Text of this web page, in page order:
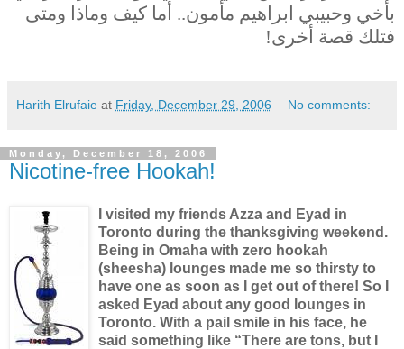
بأخي وحبيبي ابراهيم مأمون.. أما كيف وماذا ومتى
فتلك قصة أخرى!
Harith Elrufaie at Friday, December 29, 2006 No comments:
Monday, December 18, 2006
Nicotine-free Hookah!
I visited my friends Azza and Eyad in
Toronto during the thanksgiving weekend.
Being in Omaha with zero hookah
(sheesha) lounges made me so thirsty to
have one as soon as I get out of there! So I
asked Eyad about any good lounges in
Toronto. With a pail smile in his face, he
said something like “There are tons, but I